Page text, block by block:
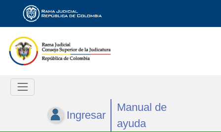
Ingresar
Manual de
ayuda